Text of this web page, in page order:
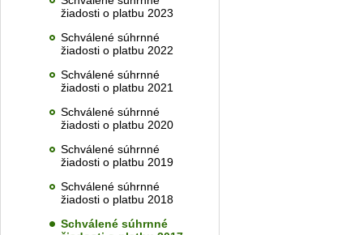
žiadosti o platbu 2023
Schválené súhrnné
žiadosti o platbu 2022
Schválené súhrnné
žiadosti o platbu 2021
Schválené súhrnné
žiadosti o platbu 2020
Schválené súhrnné
žiadosti o platbu 2019
Schválené súhrnné
žiadosti o platbu 2018
Schválené súhrnné